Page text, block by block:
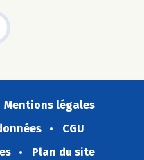
Mentions légales
CGU
Plan du site